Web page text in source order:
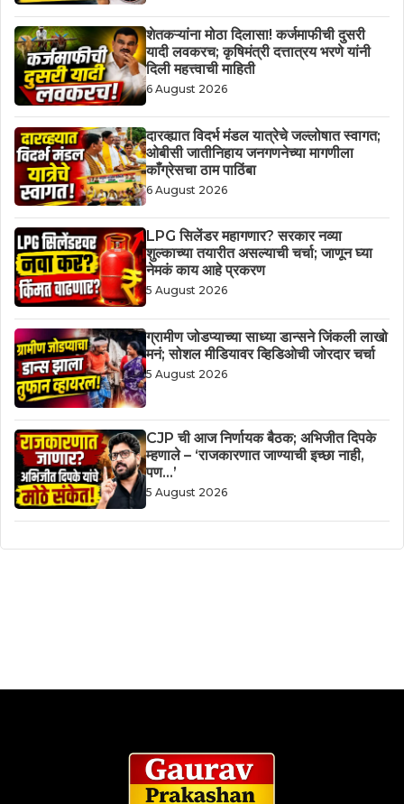
शेतकऱ्यांना मोठा दिलासा! कर्जमाफीची दुसरी
यादी लवकरच; कृषिमंत्री दत्तात्रय भरणे यांनी
दिली महत्त्वाची माहिती
6 August 2026
दारव्ह्यात विदर्भ मंडल यात्रेचे जल्लोषात स्वागत;
ओबीसी जातीनिहाय जनगणनेच्या मागणीला
काँग्रेसचा ठाम पाठिंबा
6 August 2026
LPG सिलेंडर महागणार? सरकार नव्या
शुल्काच्या तयारीत असल्याची चर्चा; जाणून घ्या
नेमकं काय आहे प्रकरण
5 August 2026
ग्रामीण जोडप्याच्या साध्या डान्सने जिंकली लाखो
मनं; सोशल मीडियावर व्हिडिओची जोरदार चर्चा
5 August 2026
CJP ची आज निर्णायक बैठक; अभिजीत दिपके
म्हणाले – ‘राजकारणात जाण्याची इच्छा नाही,
पण…’
5 August 2026